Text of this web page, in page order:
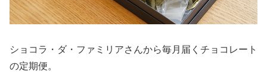
ショコラ・ダ・ファミリアさんから毎月届くチョコレート
の定期便。